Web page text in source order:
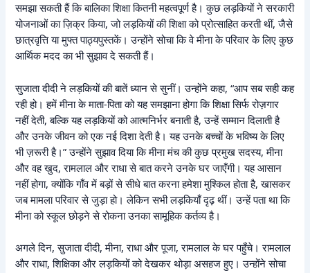
समझा सकती हैं कि बालिका शिक्षा कितनी महत्वपूर्ण है। कुछ लड़कियों ने सरकारी
योजनाओं का ज़िक्र किया, जो लड़कियों की शिक्षा को प्रोत्साहित करती थीं, जैसे
छात्रवृत्ति या मुफ्त पाठ्यपुस्तकें। उन्होंने सोचा कि वे मीना के परिवार के लिए कुछ
आर्थिक मदद का भी सुझाव दे सकती हैं।
सुजाता दीदी ने लड़कियों की बातें ध्यान से सुनीं। उन्होंने कहा, “आप सब सही कह
रही हो। हमें मीना के माता-पिता को यह समझाना होगा कि शिक्षा सिर्फ रोज़गार
नहीं देती, बल्कि यह लड़कियों को आत्मनिर्भर बनाती है, उन्हें सम्मान दिलाती है
और उनके जीवन को एक नई दिशा देती है। यह उनके बच्चों के भविष्य के लिए
भी ज़रूरी है।” उन्होंने सुझाव दिया कि मीना मंच की कुछ प्रमुख सदस्य, मीना
और वह खुद, रामलाल और राधा से बात करने उनके घर जाएँगी। यह आसान
नहीं होगा, क्योंकि गाँव में बड़ों से सीधे बात करना हमेशा मुश्किल होता है, खासकर
जब मामला परिवार से जुड़ा हो। लेकिन सभी लड़कियाँ दृढ़ थीं। उन्हें पता था कि
मीना को स्कूल छोड़ने से रोकना उनका सामूहिक कर्तव्य है।
अगले दिन, सुजाता दीदी, मीना, राधा और पूजा, रामलाल के घर पहुँचे। रामलाल
और राधा, शिक्षिका और लड़कियों को देखकर थोड़ा असहज हुए। उन्होंने सोचा